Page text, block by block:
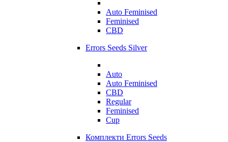
Auto Feminised
Feminised
CBD
Errors Seeds Silver
Auto
Auto Feminised
CBD
Regular
Feminised
Cup
Комплекти Errors Seeds